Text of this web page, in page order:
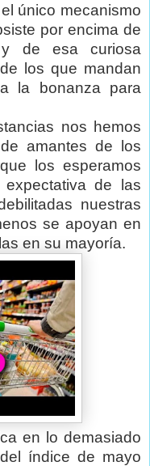
único mecanismo
por encima de
de esa curiosa
los que mandan
la bonanza para
nos hemos
amantes de los
los esperamos
de las
nuestras
se apoyan en
en su mayoría.
en lo demasiado
índice de mayo